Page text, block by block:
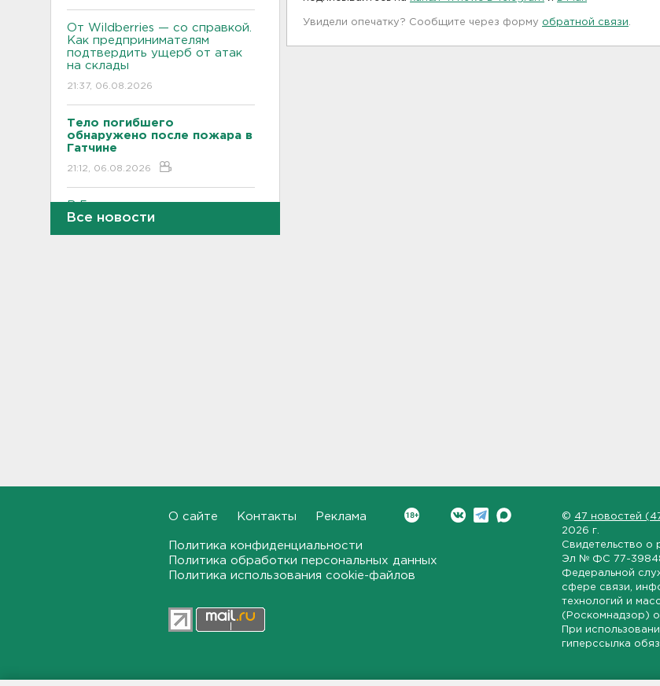
От Wildberries — со справкой.
Как предпринимателям
подтвердить ущерб от атак
на склады
21:37, 06.08.2026
Тело погибшего
обнаружено после пожара в
Гатчине
21:12, 06.08.2026
В Госдуму внесут
законопроект об отмене ЕГЭ
19:55, 06.08.2026
"Духота, комары, слепни". В
находят грибы и ягоды в лесу
дача или проживание рядом с
парком спасает от этой
Все новости
Увидели опечатку? Сообщите через форму обратной связи
О сайте Контакты Реклама
Политика конфиденциальности
Политика обработки персональных данных
Политика использования cookie-файлов
© 47 новостей
2026 г.
Свидетельство о
Эл № ФС 77-
Федеральной
сфере связи,
технологий и
(Роскомнадзор)
При
гиперссылка